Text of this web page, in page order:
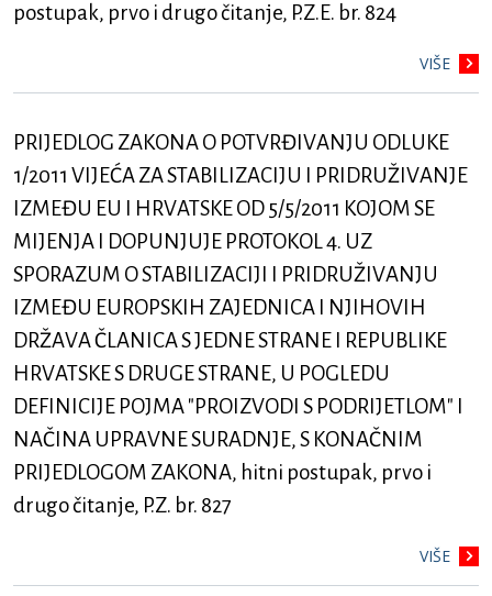
postupak, prvo i drugo čitanje, P.Z.E. br. 824
VIŠE
PRIJEDLOG ZAKONA O POTVRĐIVANJU ODLUKE
1/2011 VIJEĆA ZA STABILIZACIJU I PRIDRUŽIVANJE
IZMEĐU EU I HRVATSKE OD 5/5/2011 KOJOM SE
MIJENJA I DOPUNJUJE PROTOKOL 4. UZ
SPORAZUM O STABILIZACIJI I PRIDRUŽIVANJU
IZMEĐU EUROPSKIH ZAJEDNICA I NJIHOVIH
DRŽAVA ČLANICA S JEDNE STRANE I REPUBLIKE
HRVATSKE S DRUGE STRANE, U POGLEDU
DEFINICIJE POJMA "PROIZVODI S PODRIJETLOM" I
NAČINA UPRAVNE SURADNJE, S KONAČNIM
PRIJEDLOGOM ZAKONA, hitni postupak, prvo i
drugo čitanje, P.Z. br. 827
VIŠE